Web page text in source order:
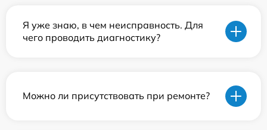
Я уже знаю, в чем неисправность. Для
чего проводить диагностику?
Можно ли присутствовать при ремонте?